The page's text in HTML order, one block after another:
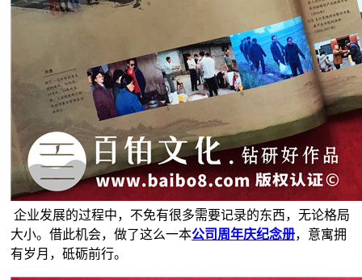
企业发展的过程中，不免有很多需要记录的东西，无论格局
大小。借此机会，做了这么一本公司周年庆纪念册，意寓拥
有岁月，砥砺前行。